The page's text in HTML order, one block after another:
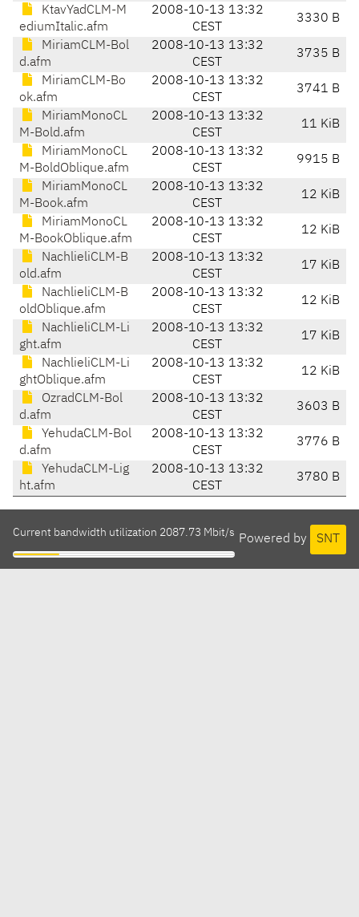
KtavYadCLM-M
ediumItalic.afm
2008-10-13 13:32
CEST
3330 B
MiriamCLM-Bol
d.afm
2008-10-13 13:32
CEST
3735 B
MiriamCLM-Bo
ok.afm
2008-10-13 13:32
CEST
3741 B
MiriamMonoCL
M-Bold.afm
2008-10-13 13:32
CEST
11 KiB
MiriamMonoCL
M-BoldOblique.afm
2008-10-13 13:32
CEST
9915 B
MiriamMonoCL
M-Book.afm
2008-10-13 13:32
CEST
12 KiB
MiriamMonoCL
M-BookOblique.afm
2008-10-13 13:32
CEST
12 KiB
NachlieliCLM-B
old.afm
2008-10-13 13:32
CEST
17 KiB
NachlieliCLM-B
oldOblique.afm
2008-10-13 13:32
CEST
12 KiB
NachlieliCLM-Li
ght.afm
2008-10-13 13:32
CEST
17 KiB
NachlieliCLM-Li
ghtOblique.afm
2008-10-13 13:32
CEST
12 KiB
OzradCLM-Bol
d.afm
2008-10-13 13:32
CEST
3603 B
YehudaCLM-Bol
d.afm
2008-10-13 13:32
CEST
3776 B
YehudaCLM-Lig
ht.afm
2008-10-13 13:32
CEST
3780 B
Powered by SNT
Current bandwidth utilization 2087.73 Mbit/s